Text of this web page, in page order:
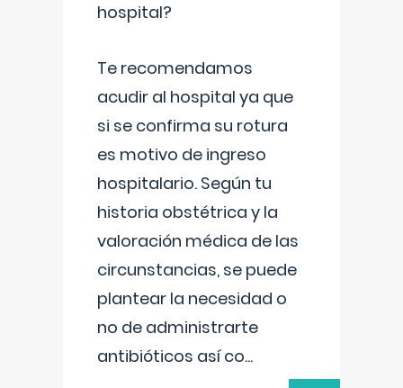
hospital?
Te recomendamos
acudir al hospital ya que
si se confirma su rotura
es motivo de ingreso
hospitalario. Según tu
historia obstétrica y la
valoración médica de las
circunstancias, se puede
plantear la necesidad o
no de administrarte
antibióticos así co...